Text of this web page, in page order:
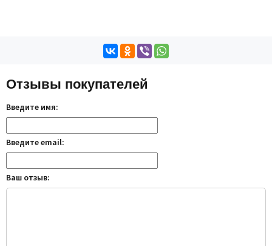
Отзывы покупателей
Введите имя:
Введите email:
Ваш отзыв: